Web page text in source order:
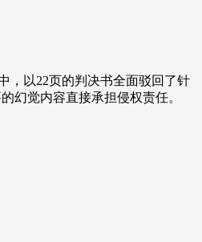
，以22页的判决书全面驳回了针
幻觉内容直接承担侵权责任。